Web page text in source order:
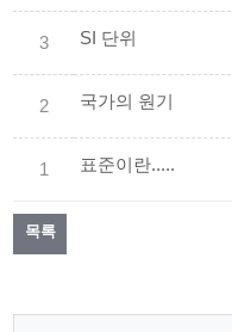
3 SI 단위
2 국가의 원기
1 표준이란.....
목록